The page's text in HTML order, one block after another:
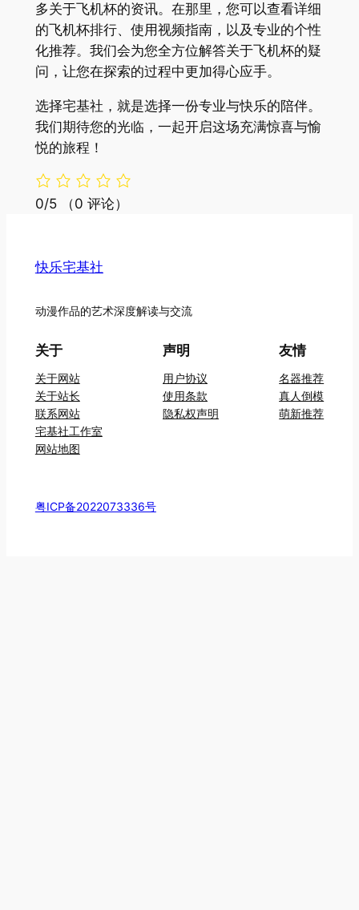
多关于飞机杯的资讯。在那里，您可以查看详细
的飞机杯排行、使用视频指南，以及专业的个性
化推荐。我们会为您全方位解答关于飞机杯的疑
问，让您在探索的过程中更加得心应手。
选择宅基社，就是选择一份专业与快乐的陪伴。
我们期待您的光临，一起开启这场充满惊喜与愉
悦的旅程！
0/5 （0 评论）
快乐宅基社
动漫作品的艺术深度解读与交流
关于
关于网站
关于站长
联系网站
宅基社工作室
网站地图
声明
用户协议
使用条款
隐私权声明
友情
名器推荐
真人倒模
萌新推荐
粤ICP备2022073336号